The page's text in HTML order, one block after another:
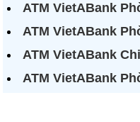
ATM VietABank
ATM VietABank
ATM VietABank
ATM VietABank